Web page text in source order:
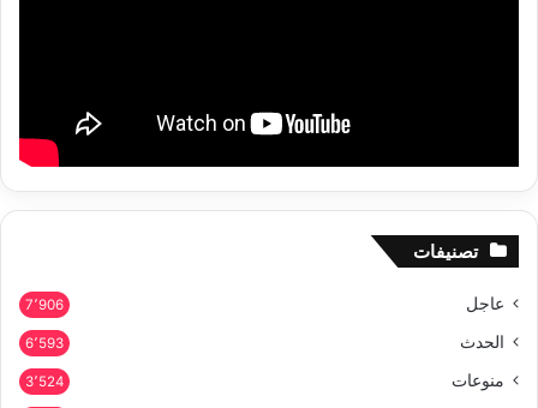
تصنيفات
عاجل 7٬906
الحدث 6٬593
منوعات 3٬524